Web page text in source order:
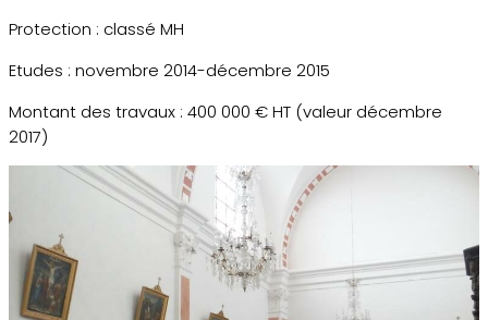
Protection : classé MH
Etudes : novembre 2014-décembre 2015
Montant des travaux : 400 000 € HT (valeur décembre
2017)